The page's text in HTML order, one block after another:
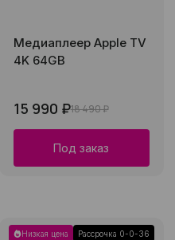
Медиаплеер Apple TV
4K 64GB
15 990 ₽18 490 ₽
Под заказ
Низкая цена Рассрочка 0-0-36